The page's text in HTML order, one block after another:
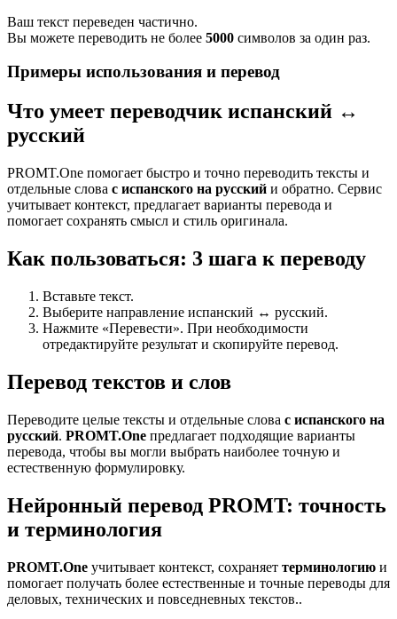
Ваш текст переведен частично.
Вы можете переводить не более 5000 символов за один раз.
Примеры использования и перевод
Что умеет переводчик испанский ↔
русский
PROMT.One помогает быстро и точно переводить тексты и
отдельные слова с испанского на русский и обратно. Сервис
учитывает контекст, предлагает варианты перевода и
помогает сохранять смысл и стиль оригинала.
Как пользоваться: 3 шага к переводу
Вставьте текст.
Выберите направление испанский ↔ русский.
Нажмите «Перевести». При необходимости
отредактируйте результат и скопируйте перевод.
Перевод текстов и слов
Переводите целые тексты и отдельные слова с испанского на
русский. PROMT.One предлагает подходящие варианты
перевода, чтобы вы могли выбрать наиболее точную и
естественную формулировку.
Нейронный перевод PROMT: точность
и терминология
PROMT.One учитывает контекст, сохраняет терминологию и
помогает получать более естественные и точные переводы для
деловых, технических и повседневных текстов..